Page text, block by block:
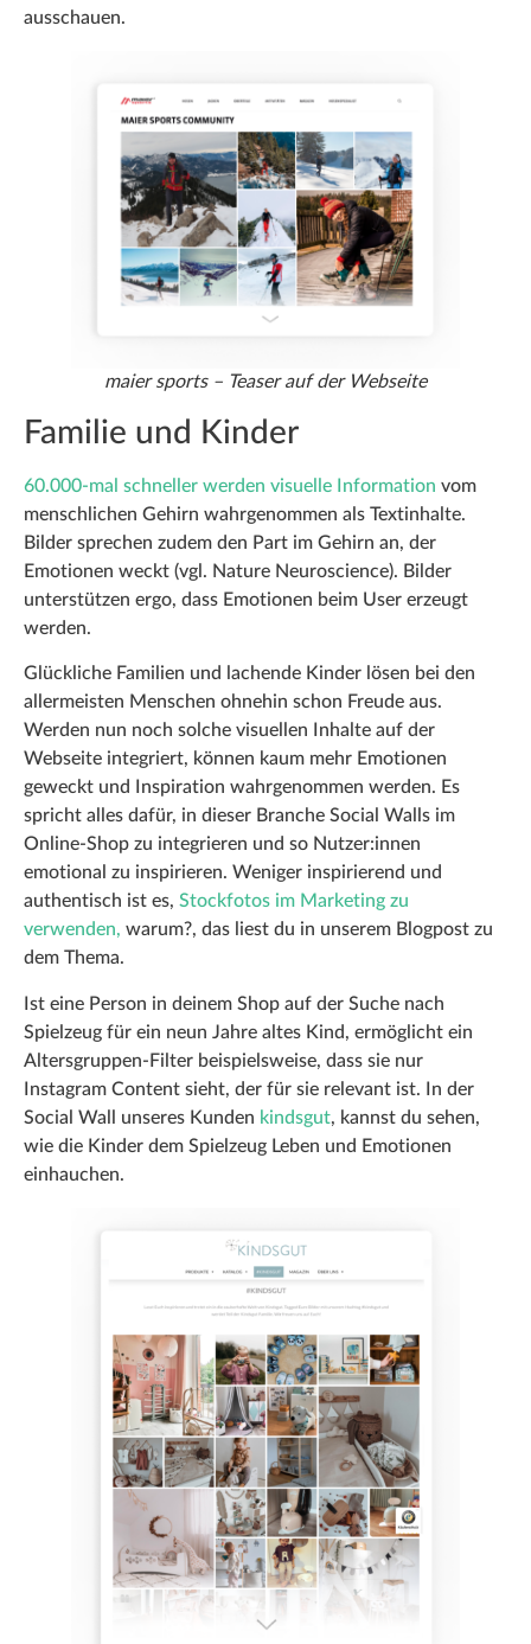
ausschauen.
maier sports – Teaser auf der Webseite
Familie und Kinder
60.000-mal schneller werden visuelle Information vom
menschlichen Gehirn wahrgenommen als Textinhalte.
Bilder sprechen zudem den Part im Gehirn an, der
Emotionen weckt (vgl. Nature Neuroscience). Bilder
unterstützen ergo, dass Emotionen beim User erzeugt
werden.
Glückliche Familien und lachende Kinder lösen bei den
allermeisten Menschen ohnehin schon Freude aus.
Werden nun noch solche visuellen Inhalte auf der
Webseite integriert, können kaum mehr Emotionen
geweckt und Inspiration wahrgenommen werden. Es
spricht alles dafür, in dieser Branche Social Walls im
Online-Shop zu integrieren und so Nutzer:innen
emotional zu inspirieren. Weniger inspirierend und
authentisch ist es, Stockfotos im Marketing zu
verwenden, warum?, das liest du in unserem Blogpost zu
dem Thema.
Ist eine Person in deinem Shop auf der Suche nach
Spielzeug für ein neun Jahre altes Kind, ermöglicht ein
Altersgruppen-Filter beispielsweise, dass sie nur
Instagram Content sieht, der für sie relevant ist. In der
Social Wall unseres Kunden kindsgut, kannst du sehen,
wie die Kinder dem Spielzeug Leben und Emotionen
einhauchen.